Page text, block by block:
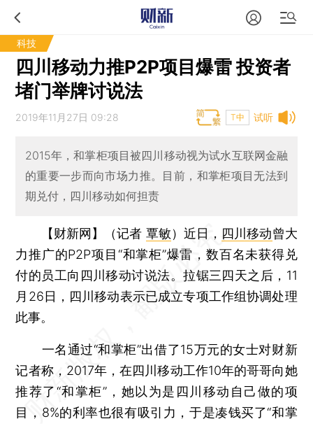
科技
四川移动力推P2P项目爆雷 投资者
堵门举牌讨说法
试听
2019年11月27日 09:28 T中
2015年，和掌柜项目被四川移动视为试水互联网金融
的重要一步而向市场力推。目前，和掌柜项目无法到
期兑付，四川移动如何担责
【财新网】（记者 覃敏） 近日， 四川移动曾大
力推广的P2P项目“和掌柜”爆雷，数百名未获得兑
付的员工向四川移动讨说法。拉锯三四天之后，11
月26日，四川移动表示已成立专项工作组协调处理
此事。
一名通过“和掌柜”出借了15万元的女士对财新
记者称，2017年，在四川移动工作10年的哥哥向她
推荐了“和掌柜”，她以为是四川移动自己做的项
目，8%的利率也很有吸引力，于是凑钱买了“和掌